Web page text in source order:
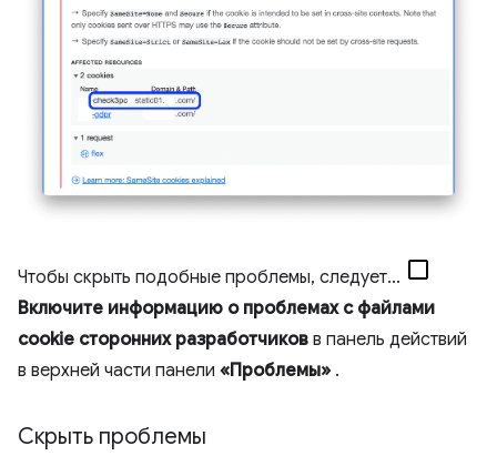
Чтобы скрыть подобные проблемы, следует...
Включите информацию о проблемах с файлами
cookie сторонних разработчиков в панель действий
в верхней части панели «Проблемы» .
Скрыть проблемы